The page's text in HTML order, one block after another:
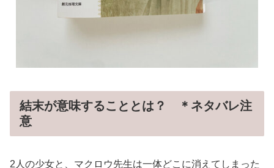
結末が意味することとは？ ＊ネタバレ注
意
2人の少女と、マクロウ先生は一体どこに消えてしまった